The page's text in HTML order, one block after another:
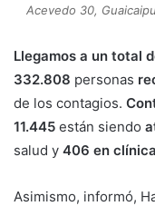
Acevedo 30,
Llegamos a un total
332.808 personas
de los contagios.
11.445 están siendo
salud y 406 en
Asimismo, informó,